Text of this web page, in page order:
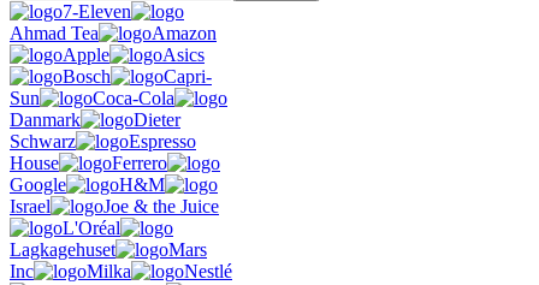
7-Eleven
Ahmad Tea
Amazon
Apple
Asics
Bosch
Capri-
Sun
Coca-Cola
Danmark
Dieter
Schwarz
Espresso
House
Ferrero
Google
H&M
Israel
Joe & the Juice
L'Oréal
Lagkagehuset
Mars
Inc
Milka
Nestlé